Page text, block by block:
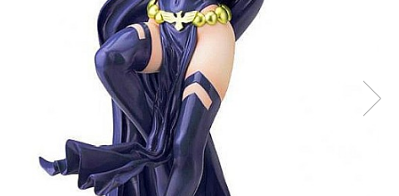
Miniaturi Arkham Horror
Miniaturi HEROCLIX
Accesorii pentru boardgames
Protectii carti (Sleeves)
Deck Boxes/Cutii pentru carti
Portofolii/ Clasoare pentru carti